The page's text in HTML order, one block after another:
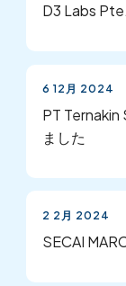
D3 Labs
6 12月 2024
PT Ternakin
ました
2 2月 2024
SECAI